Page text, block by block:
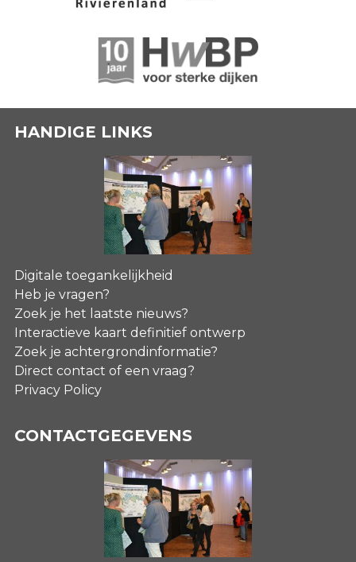
HANDIGE LINKS
Digitale toegankelijkheid
Heb je vragen?
Zoek je het laatste nieuws?
Interactieve kaart definitief ontwerp
Zoek je achtergrondinformatie?
Direct contact of een vraag?
Privacy Policy
CONTACTGEGEVENS